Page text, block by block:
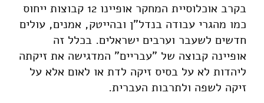
בקרב אוכלוסיית המחקר אופיינו 12 קבוצות ייחוס
כמו מהגרי עבודה בנדל"ן ובהייטק, אמנים, עולים
חדשים לשעבר וערבים ישראלים. בכלל זה
אופיינה קבוצה של "עבריים" המדגישה את זיקתה
ליהדות לא על בסיס זיקה לדת או לאום אלא על
זיקה לשפה ולתרבות העברית.